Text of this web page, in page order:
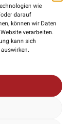
wie
darauf
können wir Daten
verarbeiten.
kann sich
NL Smooth
Rainbow